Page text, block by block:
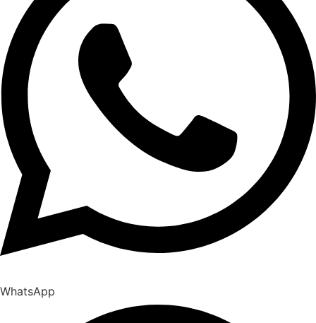
WhatsApp